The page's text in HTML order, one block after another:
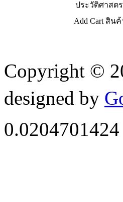
ประวัติศาสต
Add Cart สิน
Copyright ©
designed by
0.0204701424